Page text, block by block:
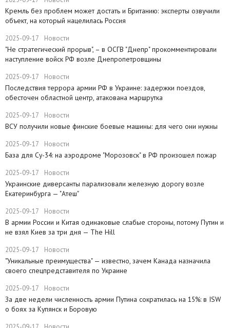
​Кремль без проблем может достать и Британию: эксперты озвучили
объект, на который нацелилась Россия
2025-09-17 Новости
"Не стратегический прорыв", – в ОСГВ "Днепр" прокомментировали
наступление войск РФ возле Днепропетровщины
2025-09-17 Новости
Последствия террора армии РФ в Украине: задержки поездов,
обесточен областной центр, атакована маршрутка
2025-09-17 Новости
ВСУ получили новые финские боевые машины: для чего они нужны
2025-09-17 Новости
База для Су-34: на аэродроме "Морозовск" в РФ произошел пожар
2025-09-17 Новости
Украинские диверсанты парализовали железную дорогу возле
Екатеринбурга — "Атеш"
2025-09-17 Новости
​В армии России и Китая одинаковые слабые стороны, потому Путин и
не взял Киев за три дня — The Hill
2025-09-17 Новости
​"Уникальные преимущества" — известно, зачем Канада назначила
своего спецпредставителя по Украине
2025-09-17 Новости
​За две недели численность армии Путина сократилась на 15%: в ISW
о боях за Купянск и Боровую